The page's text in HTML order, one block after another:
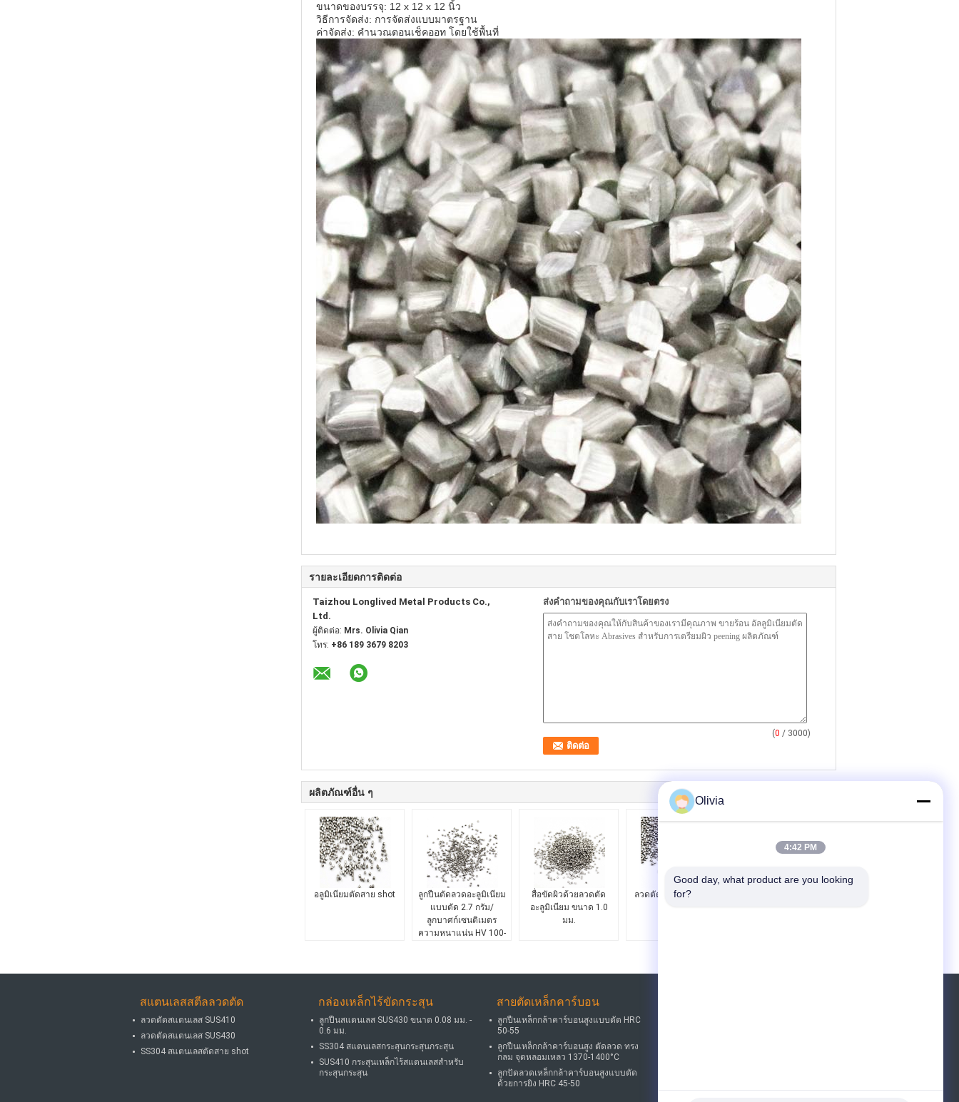
ขนาดของบรรจุ: 12 x 12 x 12 นิ้ว
วิธีการจัดส่ง: การจัดส่งแบบมาตรฐาน
ค่าจัดส่ง: คํานวณตอนเช็คออท โดยใช้พื้นที่
รายละเอียดการติดต่อ
Taizhou Longlived Metal Products Co.,
Ltd.
ผู้ติดต่อ: Mrs. Olivia Qian
โทร: +86 189 3679 8203
ส่งคำถามของคุณกับเราโดยตรง
(0 / 3000)
ผลิตภัณฑ์อื่น ๆ
อลูมิเนียมตัดสาย shot
ลูกปืนตัดลวดอะลูมิเนียม
แบบตัด 2.7 กรัม/
ลูกบาศก์เซนติเมตร
ความหนาแน่น HV 100-
สื่อขัดผิวด้วยลวดตัด
อะลูมิเนียม ขนาด 1.0
มม.
ลวดตัดอะลูมิเนียมแบบ
สแตนเลสสตีลลวดตัด
ลวดตัดสแตนเลส SUS410
ลวดตัดสแตนเลส SUS430
SS304 สแตนเลสตัดสาย shot
กล่องเหล็กไร้ขัดกระสุน
ลูกปืนสแตนเลส SUS430 ขนาด 0.08 มม. -
0.6 มม.
SS304 สแตนเลสกระสุนกระสุนกระสุน
SUS410 กระสุนเหล็กไร้สแตนเลสสําหรับ
กระสุนกระสุน
สายตัดเหล็กคาร์บอน
ลูกปืนเหล็กกล้าคาร์บอนสูงแบบตัด HRC
50-55
ลูกปืนเหล็กกล้าคาร์บอนสูง ตัดลวด ทรง
กลม จุดหลอมเหลว 1370-1400°C
ลูกปัดลวดเหล็กกล้าคาร์บอนสูงแบบตัด
ด้วยการยิง HRC 45-50
Olivia
4:42 PM
Good day, what product are you looking
for?